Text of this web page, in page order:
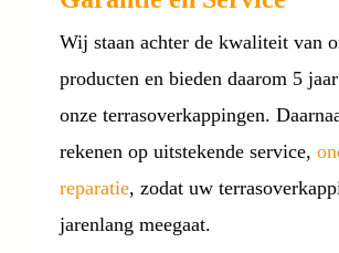
Wij staan achter de kwaliteit van
producten en bieden daarom 5
onze terrasoverkappingen.
rekenen op uitstekende service,
reparatie, zodat uw
jarenlang meegaat.